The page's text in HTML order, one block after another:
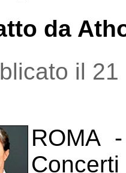
da
il
ROMA